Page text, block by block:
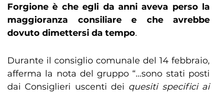
Forgione è che egli da anni aveva perso la
maggioranza consiliare e che avrebbe
dovuto dimettersi da tempo.
Durante il consiglio comunale del 14 febbraio,
afferma la nota del gruppo “…sono stati posti
dai Consiglieri uscenti dei quesiti specifici ai